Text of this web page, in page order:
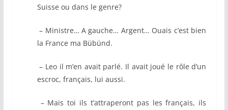
Suisse ou dans le genre?
– Ministre… A gauche… Argent… Ouais c’est bien
la France ma Bübünd.
– Leo il m’en avait parlé. Il avait joué le rôle d’un
escroc, français, lui aussi.
– Mais toi ils t’attraperont pas les français, ils